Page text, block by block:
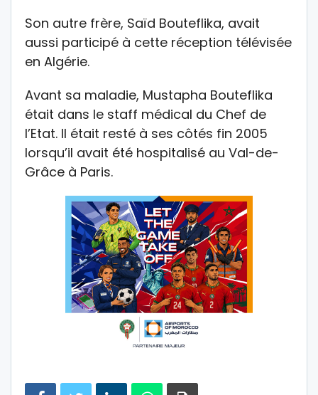
Son autre frère, Saïd Bouteflika, avait
aussi participé à cette réception télévisée
en Algérie.
Avant sa maladie, Mustapha Bouteflika
était dans le staff médical du Chef de
l’Etat. Il était resté à ses côtés fin 2005
lorsqu’il avait été hospitalisé au Val-de-
Grâce à Paris.